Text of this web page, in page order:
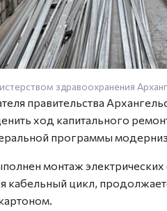
здравоохранения
правительства
ход капитального
программы
монтаж электрических
кабельный цикл,